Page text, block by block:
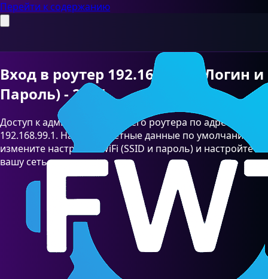
Перейти к содержанию
Вход в роутер 192.168.99.1 (Логин и
Пароль) - 2026
Доступ к админ-панели вашего роутера по адресу
192.168.99.1. Найдите учетные данные по умолчанию,
измените настройки WiFi (SSID и пароль) и настройте
вашу сеть.